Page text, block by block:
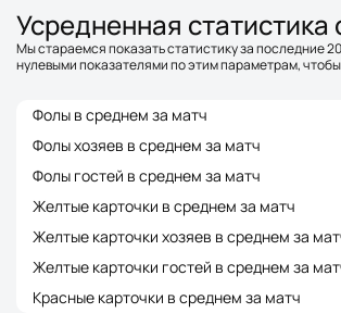
Усредненная
Мы стараемся показать статистику за последние
нулевыми показателями по этим параметрам,
Фолы в среднем за матч
Фолы хозяев в среднем за матч
Фолы гостей в среднем за матч
Желтые карточки в среднем за матч
Желтые карточки хозяев в среднем за
Желтые карточки гостей в среднем за
Красные карточки в среднем за матч